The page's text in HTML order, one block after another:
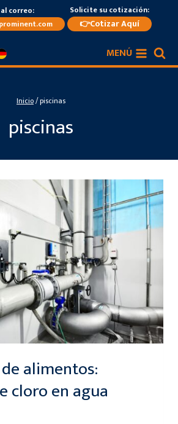
correo:
Solicite su cotización:
👉Cotizar Aquí
MENÚ
Inicio/piscinas
piscinas
alimentos:
cloro en agua